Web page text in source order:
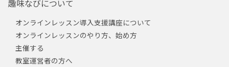
趣味なびについて
オンラインレッスン導入支援講座について
オンラインレッスンのやり方、始め方
主催する
教室運営者の方へ